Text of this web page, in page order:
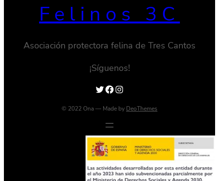
Felinos 3C
Asociación protectora felina de Tres Cantos
¡Síguenos!
Twitter Facebook Instagram
© 2022 Ona — Made by DeoThemes